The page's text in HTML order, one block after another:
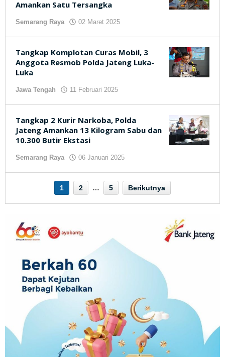
Amankan Satu Tersangka
Semarang Raya 02 Maret 2025
Tangkap Komplotan Curas Mobil, 3
Anggota Resmob Polda Jateng Luka-
Luka
Jawa Tengah 11 Februari 2025
Tangkap 2 Kurir Narkoba, Polda
Jateng Amankan 13 Kilogram Sabu dan
10.300 Butir Ekstasi
Semarang Raya 06 Januari 2025
1 2 … 5 Berikutnya